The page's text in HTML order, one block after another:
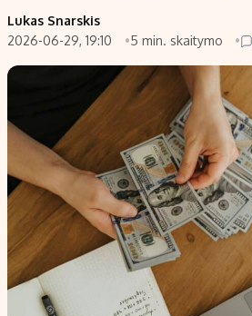
Lukas Snarskis
2026-06-29, 19:10
5 min. skaitymo